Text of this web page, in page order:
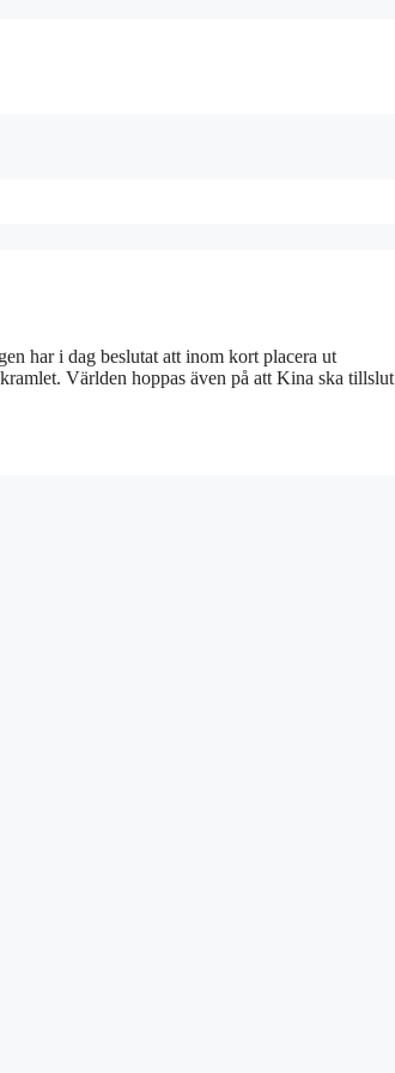
har i dag beslutat att inom kort placera ut
Världen hoppas även på att Kina ska tillslut